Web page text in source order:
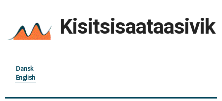
Kisitsisaataasivik
Dansk
English